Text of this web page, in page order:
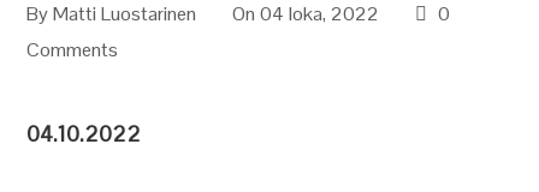
ByMatti Luostarinen On 04 loka, 2022
0
Comments
04.10.2022